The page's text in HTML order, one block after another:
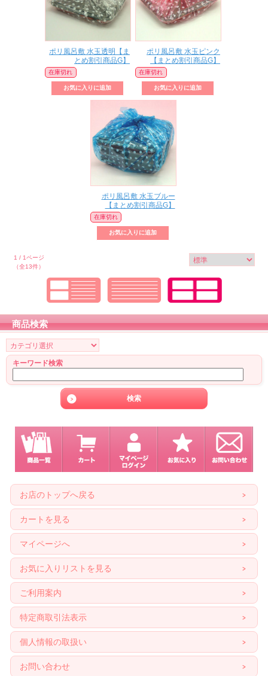
ポリ風呂敷 水玉透明【ま
とめ割引商品G】
在庫切れ
ポリ風呂敷 水玉ピンク
【まとめ割引商品G】
在庫切れ
ポリ風呂敷 水玉ブルー
【まとめ割引商品G】
在庫切れ
1 / 1ページ
（全13件）
商品検索
キーワード検索
お店のトップへ戻る
カートを見る
マイページへ
お気に入りリストを見る
ご利用案内
特定商取引法表示
個人情報の取扱い
お問い合わせ